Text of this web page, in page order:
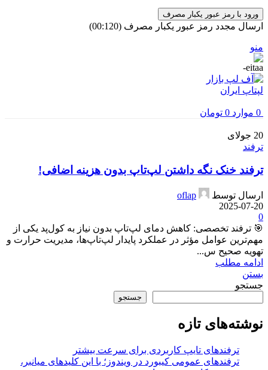
ورود با رمز عبور یکبار مصرف
ارسال مجدد رمز عبور یکبار مصرف (00:
120
)
منو
0 موارد 0 تومان
20 جولای
ترفند
ترفند خنک نگه داشتن لپ‌تاپ بدون هزینه اضافی!
ارسال توسط
oflap
2025-07-20
0
🎯 ترفند تخصصی: کاهش دمای لپ‌تاپ بدون نیاز به کول‌پد یکی از
مهم‌ترین عوامل مؤثر در عملکرد پایدار لپ‌تاپ‌ها، مدیریت حرارت و
تهویه صحیح س...
ادامه مطلب
بستن
جستجو
جستجو
نوشته‌های تازه
ترفندهای تایپ کاربردی برای سرعت بیشتر
ترفندهای عمومی کیبورد در ویندوز؛ با این کلیدهای میانبر،